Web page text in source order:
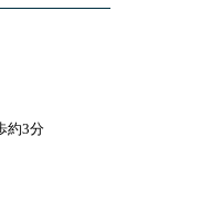
約3分